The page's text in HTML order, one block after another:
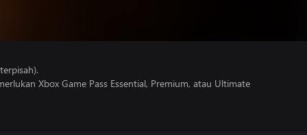
Xbox Game Pass Essential, Premium, atau Ultimate